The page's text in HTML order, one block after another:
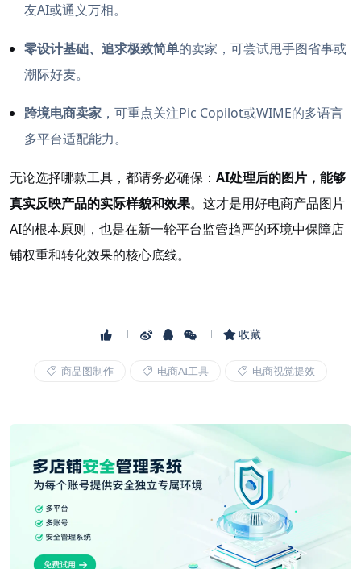
友AI或通义万相。
零设计基础、追求极致简单的卖家，可尝试甩手图省事或
潮际好麦。
跨境电商卖家 ，可重点关注Pic Copilot或WIME的多语言
多平台适配能力。
无论选择哪款工具，都请务必确保： AI处理后的图片，能够
真实反映产品的实际样貌和效果。这才是用好电商产品图片
AI的根本原则，也是在新一轮平台监管趋严的环境中保障店
铺权重和转化效果的核心底线。
收藏
商品图制作 电商AI工具 电商视觉提效